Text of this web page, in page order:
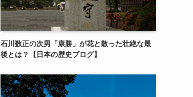
石川数正の次男「康勝」が花と散った壮絶な最
後とは？【日本の歴史ブログ】